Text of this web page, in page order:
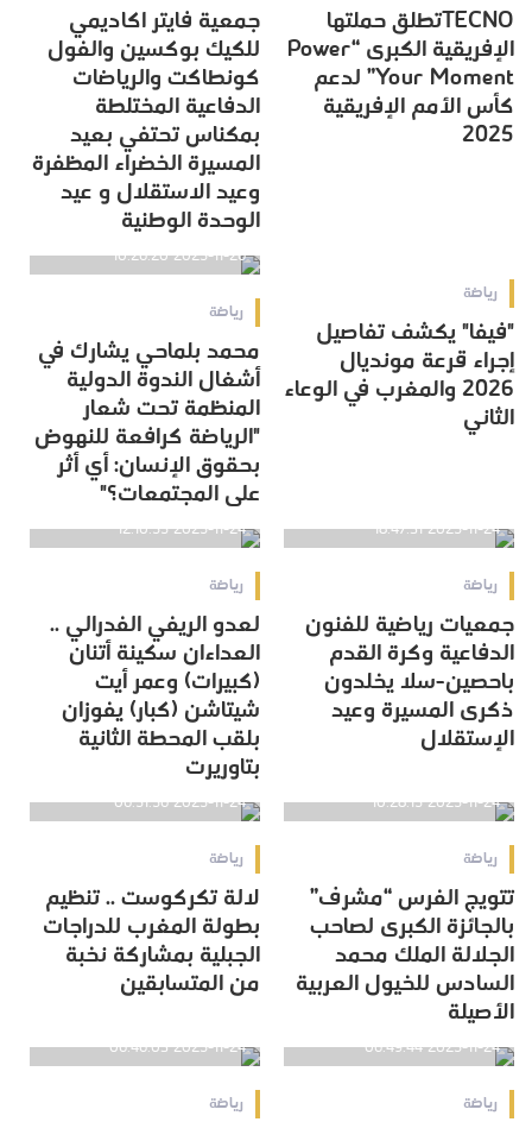
TECNOتطلق حملتها
الإفريقية الكبرى “Power
Your Moment” لدعم
كأس الأمم الإفريقية
2025
جمعية فايتر اكاديمي
للكيك بوكسين والفول
كونطاكت والرياضات
الدفاعية المختلطة
بمكناس تحتفي بعيد
المسيرة الخضراء المظفرة
وعيد الاستقلال و عيد
الوحدة الوطنية
رياضة
"فيفا" يكشف تفاصيل
إجراء قرعة مونديال
2026 والمغرب في الوعاء
الثاني
2025-11-26 10:26:20
رياضة
محمد بلماحي يشارك في
أشغال الندوة الدولية
المنظمة تحت شعار
"الرياضة كرافعة للنهوض
بحقوق الإنسان: أي أثر
على المجتمعات؟"
2025-11-24 18:47:31
رياضة
جمعيات رياضية للفنون
الدفاعية وكرة القدم
باحصين-سلا يخلدون
ذكرى المسيرة وعيد
الإستقلال
2025-11-24 12:10:55
رياضة
لعدو الريفي الفدرالي ..
العداءان سكينة أتنان
(كبيرات) وعمر أيت
شيتاشن (كبار) يفوزان
بلقب المحطة الثانية
بتاوريرت
2025-11-24 10:28:15
رياضة
تتويج الفرس “مشرف”
بالجائزة الكبرى لصاحب
الجلالة الملك محمد
السادس للخيول العربية
الأصيلة
2025-11-24 06:51:56
رياضة
لالة تكركوست .. تنظيم
بطولة المغرب للدراجات
الجبلية بمشاركة نخبة
من المتسابقين
2025-11-24 06:49:44
رياضة
2025-11-24 06:46:03
رياضة